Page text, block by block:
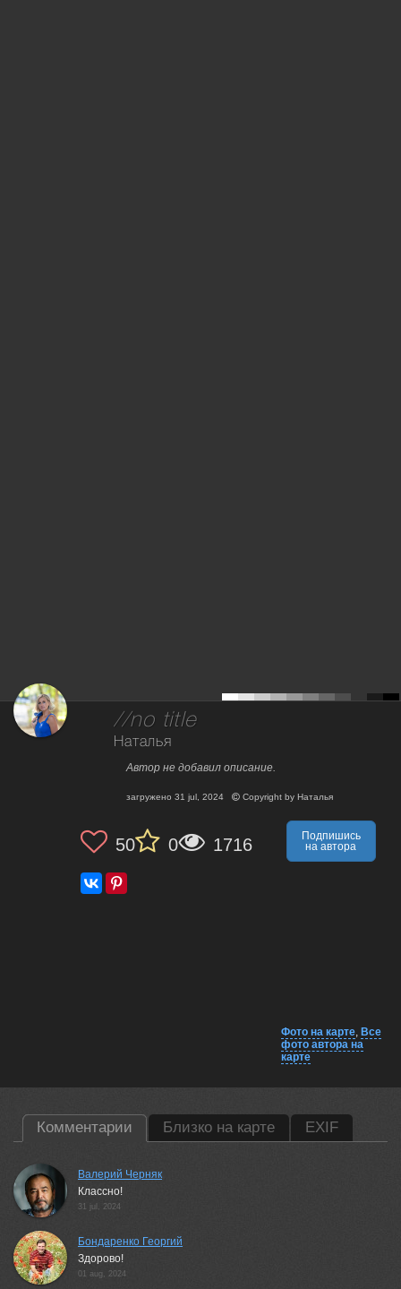
//no title
Наталья
Автор не добавил описание.
загружено 31 jul, 2024 Copyright by Наталья
50 0 1716
Подпишись
на автора
Фото на карте, Все
фото автора на
карте
Комментарии Близко на карте EXIF
Валерий Черняк
Классно!
31 jul, 2024
Бондаренко Георгий
Здорово!
01 aug, 2024